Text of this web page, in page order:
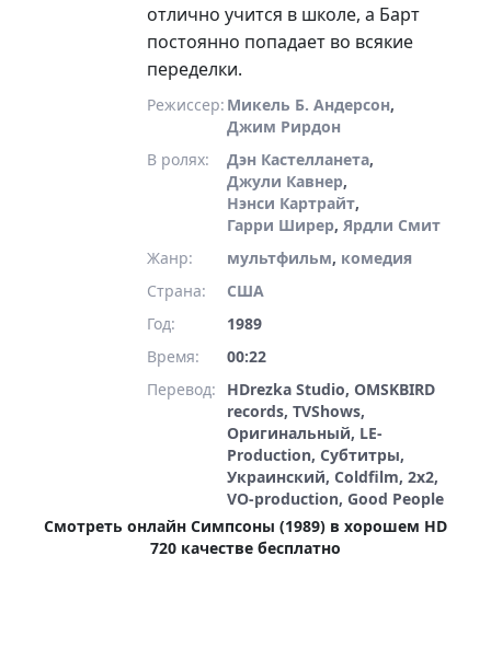
отлично учится в школе, а Барт
постоянно попадает во всякие
переделки.
Режиссер: Микель Б. Андерсон,
Джим Рирдон
В ролях:
Дэн Кастелланета,
Джули Кавнер,
Нэнси Картрайт,
Гарри Ширер,Ярдли Смит
Жанр:
мультфильм, комедия
Страна:
США
Год:
1989
Время:
00:22
Перевод:
HDrezka Studio, OMSKBIRD
records, TVShows,
Оригинальный, LE-
Production, Субтитры,
Украинский, Coldfilm, 2x2,
VO-production, Good People
Смотреть онлайн Симпсоны (1989) в хорошем HD
720 качестве бесплатно